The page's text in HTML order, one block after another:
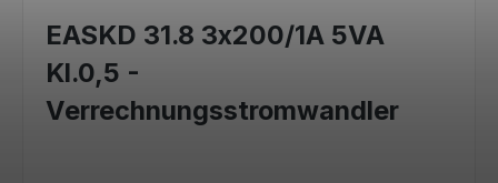
EASKD 31.8 3x200/1A 5VA
Kl.0,5 -
Verrechnungsstromwandler